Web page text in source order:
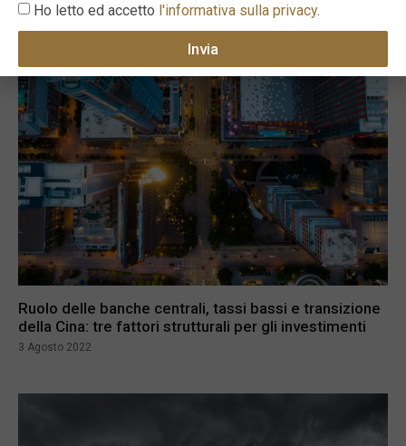
Ruolo delle banche centrali, tassi bassi e transizione
della Cina: tre fattori strutturali per gli investimenti
3 Agosto 2022
Ho letto ed accetto l'informativa sulla privacy.
Invia